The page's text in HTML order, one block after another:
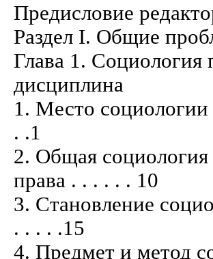
Предисловие
Раздел I. Общие
Глава 1. Социология
дисциплина
1. Место социологии
. .1
2. Общая
права . . . . . . 10
3. Становление
. . . . .15
4. Предмет и метод